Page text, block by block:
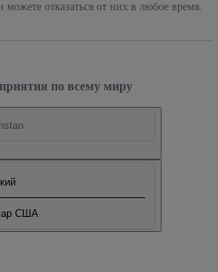
отказаться от них в любое время.
по всему миру
США